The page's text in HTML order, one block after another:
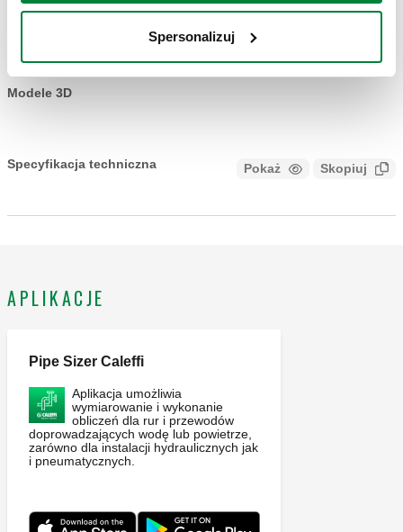
Spersonalizuj
Modele 3D
Specyfikacja techniczna Pokaż Skopiuj
APLIKACJE
Pipe Sizer Caleffi
Aplikacja umożliwia
wymiarowanie i wykonanie
obliczeń dla rur i przewodów
doprowadzających wodę lub powietrze,
zarówno dla instalacji hydraulicznych jak
i pneumatycznych.